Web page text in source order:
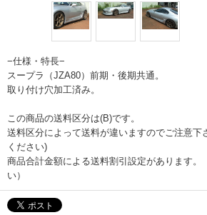
−仕様・特長−
スープラ（JZA80）前期・後期共通。
取り付け穴加工済み。
この商品の送料区分は(B)です。
送料区分によって送料が違いますのでご注意下
ください)
商品合計金額による送料割引設定があります。
い）